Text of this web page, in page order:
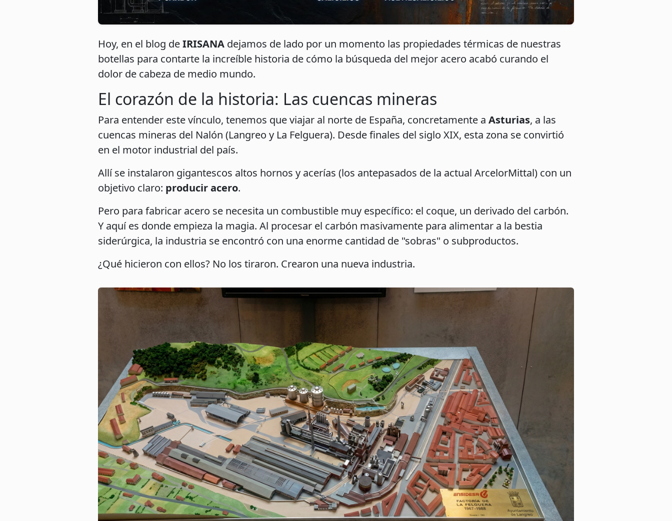
Hoy, en el blog deIRISANA dejamos de lado por un momento las propiedades térmicas de nuestras
botellas para contarte la increíble historia de cómo la búsqueda del mejor acero acabó curando el
dolor de cabeza de medio mundo.
El corazón de la historia: Las cuencas mineras
Para entender este vínculo, tenemos que viajar al norte de España, concretamente a Asturias, a las
cuencas mineras del Nalón (Langreo y La Felguera). Desde finales del siglo XIX, esta zona se convirtió
en el motor industrial del país.
Allí se instalaron gigantescos altos hornos y acerías (los antepasados de la actual ArcelorMittal) con un
objetivo claro: producir acero.
Pero para fabricar acero se necesita un combustible muy específico: el coque, un derivado del carbón.
Y aquí es donde empieza la magia. Al procesar el carbón masivamente para alimentar a la bestia
siderúrgica, la industria se encontró con una enorme cantidad de "sobras" o subproductos.
¿Qué hicieron con ellos? No los tiraron. Crearon una nueva industria.